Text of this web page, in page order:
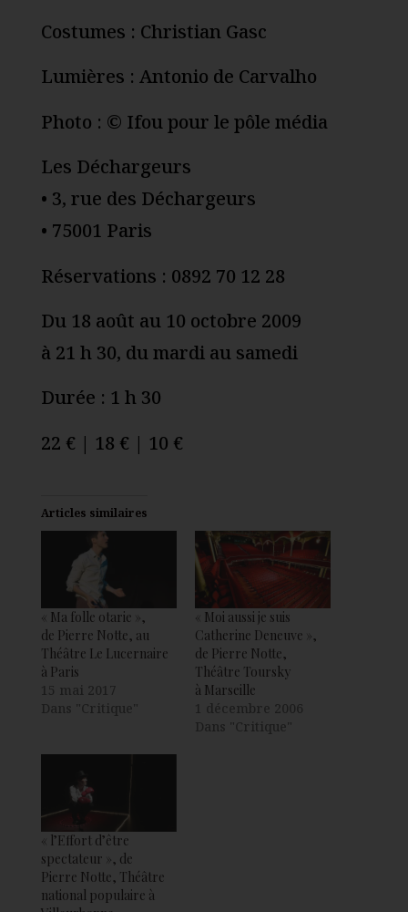
Costumes : Christian Gasc
Lumières : Antonio de Carvalho
Photo : © Ifou pour le pôle média
Les Déchargeurs
• 3, rue des Déchargeurs
• 75001 Paris
Réservations : 0892 70 12 28
Du 18 août au 10 octobre 2009
à 21 h 30, du mardi au samedi
Durée : 1 h 30
22 € | 18 € | 10 €
Articles similaires
« Ma folle otarie »,
de Pierre Notte, au
Théâtre Le Lucernaire
à Paris
15 mai 2017
Dans "Critique"
« Moi aussi je suis
Catherine Deneuve »,
de Pierre Notte,
Théâtre Toursky
à Marseille
1 décembre 2006
Dans "Critique"
« l’Effort d’être
spectateur », de
Pierre Notte, Théâtre
national populaire à